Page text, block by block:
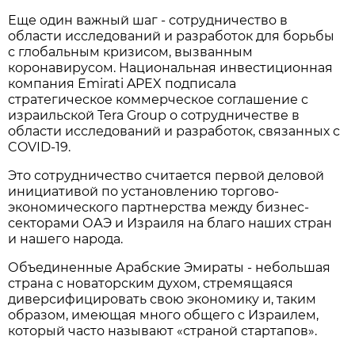
Еще один важный шаг - сотрудничество в
области исследований и разработок для борьбы
с глобальным кризисом, вызванным
коронавирусом. Национальная инвестиционная
компания Emirati APEX подписала
стратегическое коммерческое соглашение с
израильской Tera Group о сотрудничестве в
области исследований и разработок, связанных с
COVID-19.
Это сотрудничество считается первой деловой
инициативой по установлению торгово-
экономического партнерства между бизнес-
секторами ОАЭ и Израиля на благо наших стран
и нашего народа.
Объединенные Арабские Эмираты - небольшая
страна с новаторским духом, стремящаяся
диверсифицировать свою экономику и, таким
образом, имеющая много общего с Израилем,
который часто называют «страной стартапов».